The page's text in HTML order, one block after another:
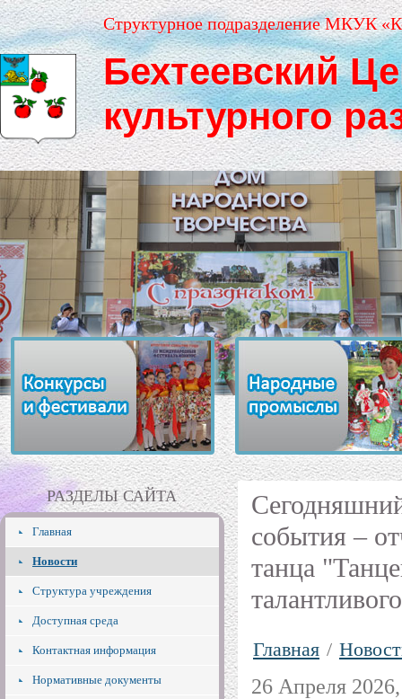
Структурное подразделение МКУК
Бехтеевский
культурного
РАЗДЕЛЫ САЙТА
Главная
Новости
Структура учреждения
Доступная среда
Контактная информация
Нормативные документы
события –
танца
Главная /
26 Апреля